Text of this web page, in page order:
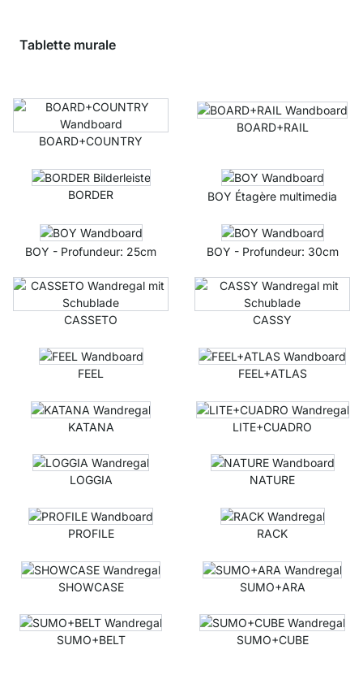
Tablette murale
BOARD+COUNTRY
BOARD+RAIL
BORDER BOY Étagère multimedia
BOY - Profundeur: 25cm BOY - Profundeur: 30cm
CASSETO CASSY
FEEL FEEL+ATLAS
KATANA LITE+CUADRO
LOGGIA NATURE
PROFILE RACK
SHOWCASE SUMO+ARA
SUMO+BELT SUMO+CUBE